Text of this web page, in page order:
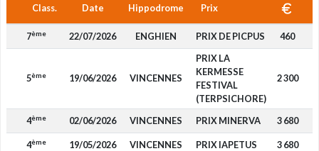
Class. Date Hippodrome Prix
7ème 22/07/2026 ENGHIEN PRIX DE PICPUS 460
5ème 19/06/2026 VINCENNES
PRIX LA
KERMESSE
FESTIVAL
(TERPSICHORE)
2 300
4ème 02/06/2026 VINCENNES PRIX MINERVA 3 680
4ème 19/05/2026 VINCENNES PRIX IAPETUS 3 680